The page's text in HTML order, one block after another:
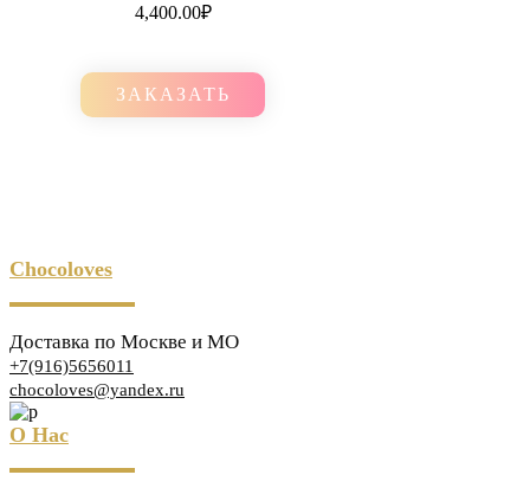
4,400.00₽
ЗАКАЗАТЬ
Chocoloves
Доставка по Москве и МО
+7(916)5656011
chocoloves@yandex.ru
О Нас